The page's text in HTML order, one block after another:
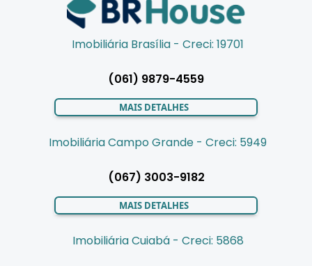
Imobiliária Brasília - Creci: 19701
(061) 9879-4559
MAIS DETALHES
Imobiliária Campo Grande - Creci: 5949
(067) 3003-9182
MAIS DETALHES
Imobiliária Cuiabá - Creci: 5868